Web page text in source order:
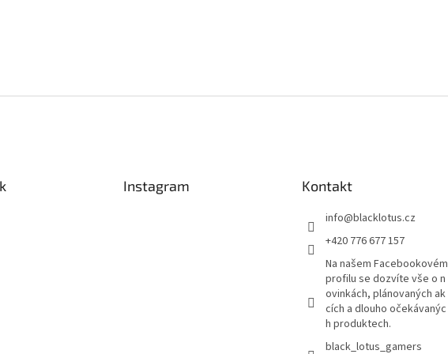
Instagram Kontakt
info@blacklotus.cz
+420 776 677 157
Na našem Facebookovém
profilu se dozvíte vše o n
ovinkách, plánovaných ak
cích a dlouho očekávanýc
h produktech.
black_lotus_gamers